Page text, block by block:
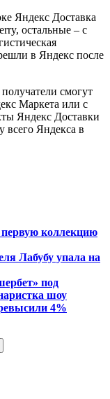
Яндекс Доставка
остальные – с
в Яндекс после
смогут
Маркета или с
Яндекс Доставки
всего Яндекса в
коллекцию
Лабубу упала на
под
шоу
4%